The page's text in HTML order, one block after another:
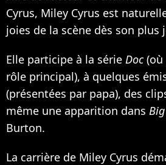
Cyrus, Miley Cyrus est
joies de la scène dès son plus
Elle participe à la série Doc(où
rôle principal), à quelques
(présentées par papa), des
même une apparition dans
Burton.
La carrière de Miley Cyrus